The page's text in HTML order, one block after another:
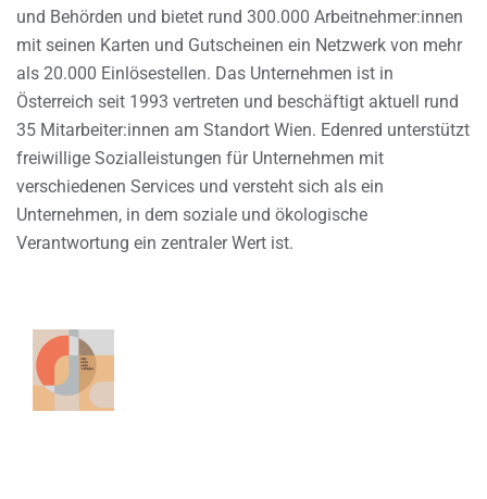
und Behörden und bietet rund 300.000 Arbeitnehmer:innen
mit seinen Karten und Gutscheinen ein Netzwerk von mehr
als 20.000 Einlösestellen. Das Unternehmen ist in
Österreich seit 1993 vertreten und beschäftigt aktuell rund
35 Mitarbeiter:innen am Standort Wien. Edenred unterstützt
freiwillige Sozialleistungen für Unternehmen mit
verschiedenen Services und versteht sich als ein
Unternehmen, in dem soziale und ökologische
Verantwortung ein zentraler Wert ist.